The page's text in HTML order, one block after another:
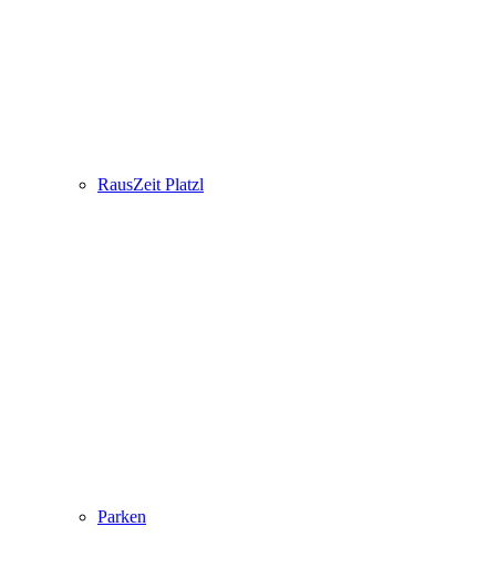
RausZeit Platzl
Parken